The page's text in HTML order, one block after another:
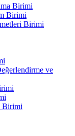
Birimi
Birimi
Birimi
ve
Birimi